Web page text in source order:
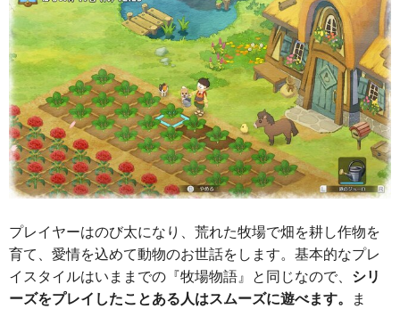
プレイヤーはのび太になり、荒れた牧場で畑を耕し作物を
育て、愛情を込めて動物のお世話をします。基本的なプレ
イスタイルはいままでの『牧場物語』と同じなので、 シリ
ーズをプレイしたことある人はスムーズに遊べます。 ま